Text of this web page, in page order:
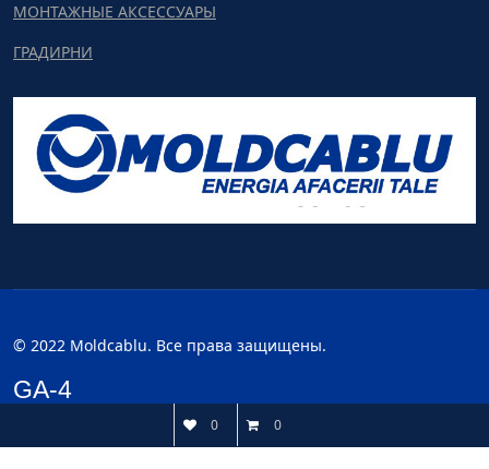
МОНТАЖНЫЕ АКСЕССУАРЫ
ГРАДИРНИ
© 2022 Moldcablu. Все права защищены.
GA-4
0 0